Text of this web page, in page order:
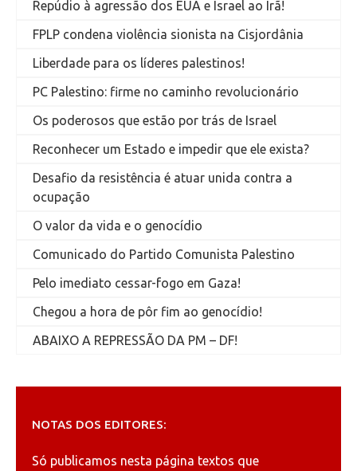
Repúdio à agressão dos EUA e Israel ao Irã!
FPLP condena violência sionista na Cisjordânia
Liberdade para os líderes palestinos!
PC Palestino: firme no caminho revolucionário
Os poderosos que estão por trás de Israel
Reconhecer um Estado e impedir que ele exista?
Desafio da resistência é atuar unida contra a
ocupação
O valor da vida e o genocídio
Comunicado do Partido Comunista Palestino
Pelo imediato cessar-fogo em Gaza!
Chegou a hora de pôr fim ao genocídio!
ABAIXO A REPRESSÃO DA PM – DF!
NOTAS DOS EDITORES:
Só publicamos nesta página textos que